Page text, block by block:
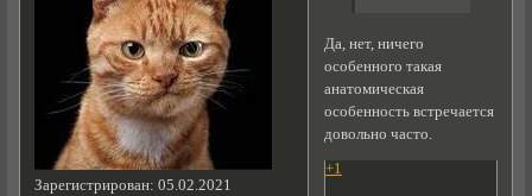
Зарегистрирован: 05.02.2021
Да, нет, ничего
особенного такая
анатомическая
особенность встречается
довольно часто.
+1